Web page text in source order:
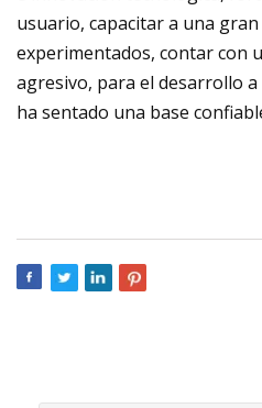
usuario, capacitar a una
experimentados, contar con
agresivo, para el desarrollo
ha sentado una base